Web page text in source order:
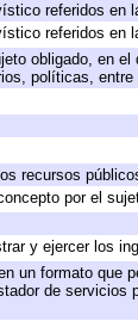
referidos
referidos en
obligado, en
políticas, entre
recursos
por el
y ejercer los
un formato que
de